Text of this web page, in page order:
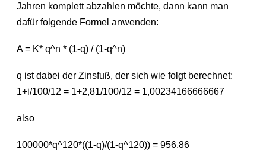
Jahren komplett abzahlen möchte, dann kann man
dafür folgende Formel anwenden:
A = K* q^n * (1-q) / (1-q^n)
q ist dabei der Zinsfuß, der sich wie folgt berechnet:
1+i/100/12 = 1+2,81/100/12 = 1,00234166666667
also
100000*q^120*((1-q)/(1-q^120)) = 956,86